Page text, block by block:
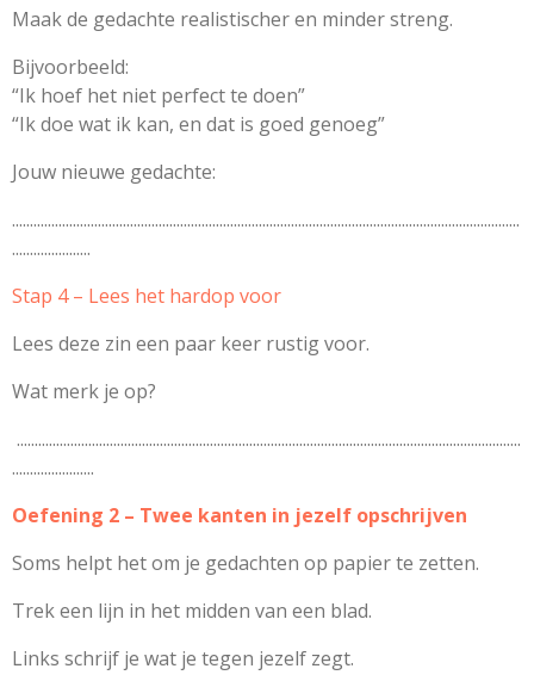
Maak de gedachte realistischer en minder streng.
Bijvoorbeeld:
“Ik hoef het niet perfect te doen”
“Ik doe wat ik kan, en dat is goed genoeg”
Jouw nieuwe gedachte:
..............................................................................................................................................
......................
Stap 4 – Lees het hardop voor
Lees deze zin een paar keer rustig voor.
Wat merk je op?
.............................................................................................................................................
.......................
Oefening 2 – Twee kanten in jezelf opschrijven
Soms helpt het om je gedachten op papier te zetten.
Trek een lijn in het midden van een blad.
Links schrijf je wat je tegen jezelf zegt.